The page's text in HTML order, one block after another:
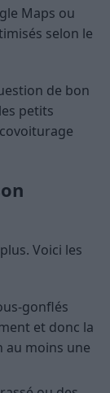
Maps ou
selon le
de bon
petits
Voici les
gonflés
et donc la
au moins une